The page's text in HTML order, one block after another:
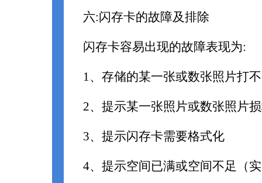
六:闪存卡的故障及排除
闪存卡容易出现的故障表现为:
1、存储的某一张或数张照片打
2、提示某一张照片或数张照片
3、提示闪存卡需要格式化
4、提示空间已满或空间不足（